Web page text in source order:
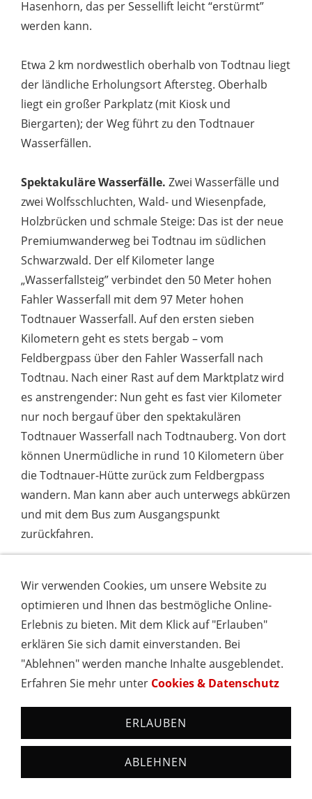
Hasenhorn, das per Sessellift leicht “erstürmt”
werden kann.
Etwa 2 km nordwestlich oberhalb von Todtnau liegt
der ländliche Erholungsort Aftersteg. Oberhalb
liegt ein großer Parkplatz (mit Kiosk und
Biergarten); der Weg führt zu den Todtnauer
Wasserfällen.
Spektakuläre Wasserfälle. Zwei Wasserfälle und
zwei Wolfsschluchten, Wald- und Wiesenpfade,
Holzbrücken und schmale Steige: Das ist der neue
Premiumwanderweg bei Todtnau im südlichen
Schwarzwald. Der elf Kilometer lange
„Wasserfallsteig” verbindet den 50 Meter hohen
Fahler Wasserfall mit dem 97 Meter hohen
Todtnauer Wasserfall. Auf den ersten sieben
Kilometern geht es stets bergab – vom
Feldbergpass über den Fahler Wasserfall nach
Todtnau. Nach einer Rast auf dem Marktplatz wird
es anstrengender: Nun geht es fast vier Kilometer
nur noch bergauf über den spektakulären
Todtnauer Wasserfall nach Todtnauberg. Von dort
können Unermüdliche in rund 10 Kilometern über
die Todtnauer-Hütte zurück zum Feldbergpass
wandern. Man kann aber auch unterwegs abkürzen
und mit dem Bus zum Ausgangspunkt
zurückfahren.
Wir verwenden Cookies, um unsere Website zu
optimieren und Ihnen das bestmögliche Online-
Erlebnis zu bieten. Mit dem Klick auf "Erlauben"
erklären Sie sich damit einverstanden. Bei
"Ablehnen" werden manche Inhalte ausgeblendet.
Erfahren Sie mehr unter Cookies & Datenschutz
ERLAUBEN
ABLEHNEN